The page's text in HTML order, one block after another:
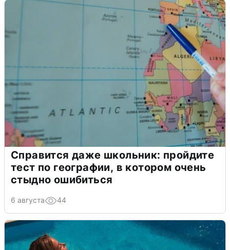
Справится даже школьник: пройдите
тест по географии, в котором очень
стыдно ошибиться
6 августа 44